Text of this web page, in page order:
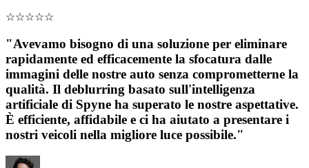
☆☆☆☆☆
"Avevamo bisogno di una soluzione per eliminare
rapidamente ed efficacemente la sfocatura dalle
immagini delle nostre auto senza comprometterne la
qualità. Il deblurring basato sull'intelligenza
artificiale di Spyne ha superato le nostre aspettative.
È efficiente, affidabile e ci ha aiutato a presentare i
nostri veicoli nella migliore luce possibile."